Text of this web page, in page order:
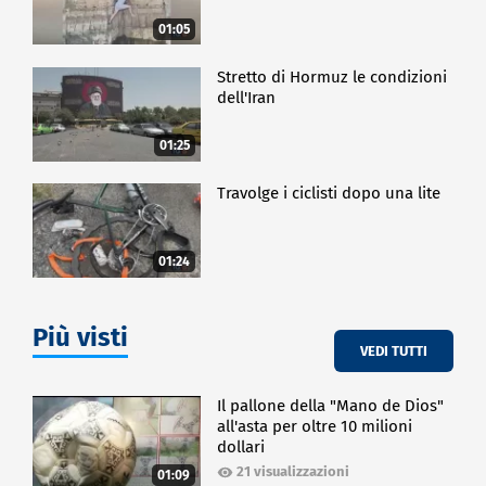
01:05
01:25
Stretto di Hormuz le condizioni
dell'Iran
01:24
Travolge i ciclisti dopo una lite
Più visti VEDI TUTTI
01:09
Il pallone della "Mano de Dios"
all'asta per oltre 10 milioni
dollari
21 visualizzazioni